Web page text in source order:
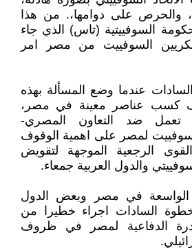
والحرص على دوامها،. من هذا
السوفييتية (تاس) الذي جاء
السوفييت من مصر امر
عندما وضع المسألة بهذه
كسب عناصر معينة في مصر،
تعمل ضد التعاون المصري-
لمصر على اهمية الوقوف
الرجعية الموجهة لتقويض
والدول العربية جمعاء.
الواسعة في مصر وبعض الدول
خطوة السادات اجراء خطيرا من
الدفاعية لمصر في ظروف